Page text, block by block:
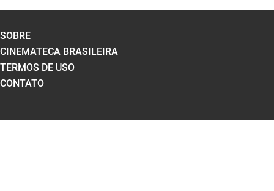
SOBRE
CINEMATECA BRASILEIRA
TERMOS DE USO
CONTATO